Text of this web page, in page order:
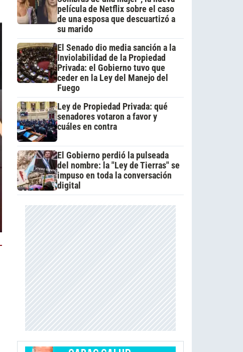
película de Netflix sobre el caso
de una esposa que descuartizó a
su marido
El Senado dio media sanción a la
Inviolabilidad de la Propiedad
Privada: el Gobierno tuvo que
ceder en la Ley del Manejo del
Fuego
Ley de Propiedad Privada: qué
senadores votaron a favor y
cuáles en contra
El Gobierno perdió la pulseada
del nombre: la "Ley de Tierras" se
impuso en toda la conversación
digital